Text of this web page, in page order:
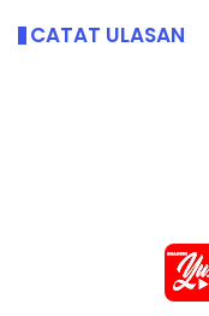
CATAT ULASAN